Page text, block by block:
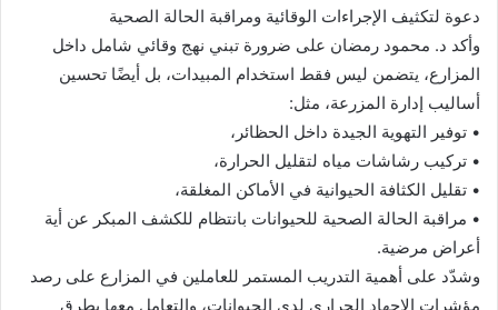
دعوة لتكثيف الإجراءات الوقائية ومراقبة الحالة الصحية
وأكد د. محمود رمضان على ضرورة تبني نهج وقائي شامل داخل
المزارع، يتضمن ليس فقط استخدام المبيدات، بل أيضًا تحسين
أساليب إدارة المزرعة، مثل:
• توفير التهوية الجيدة داخل الحظائر،
• تركيب رشاشات مياه لتقليل الحرارة،
• تقليل الكثافة الحيوانية في الأماكن المغلقة،
• مراقبة الحالة الصحية للحيوانات بانتظام للكشف المبكر عن أية
أعراض مرضية.
وشدّد على أهمية التدريب المستمر للعاملين في المزارع على رصد
مؤشرات الإجهاد الحراري لدى الحيوانات، والتعامل معها بطرق